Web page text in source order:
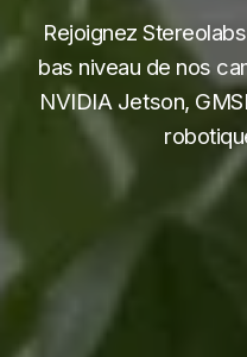
Rejoignez
bas niveau de nos
NVIDIA Jetson,